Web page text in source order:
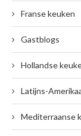
Franse keuken
Gastblogs
Hollandse
Latijns-
Mediterraanse